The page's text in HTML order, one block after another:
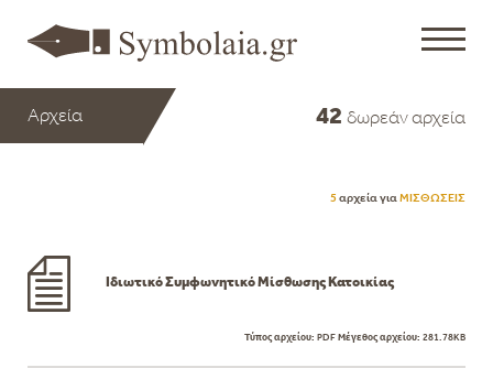
Αρχεία 42 δωρεάν αρχεία
5 αρχεία γιαΜΙΣΘΩΣΕΙΣ
Ιδιωτικό Συμφωνητικό Μίσθωσης Κατοικίας
Τύπος αρχείου: PDFΜέγεθος αρχείου: 281.78KB